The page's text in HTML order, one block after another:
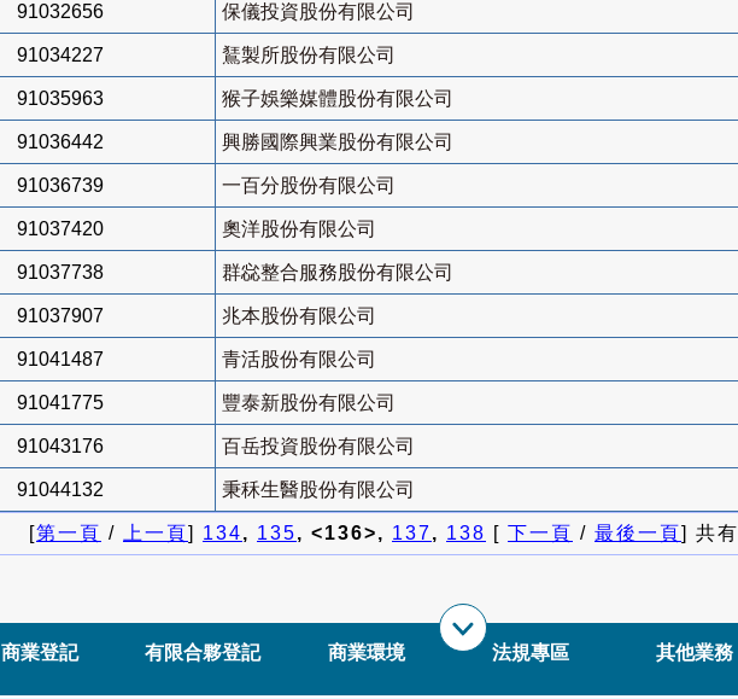
91032656 保儀投資股份有限公司
91034227 鵟製所股份有限公司
91035963 猴子娛樂媒體股份有限公司
91036442 興勝國際興業股份有限公司
91036739 一百分股份有限公司
91037420 奧洋股份有限公司
91037738 群惢整合服務股份有限公司
91037907 兆本股份有限公司
91041487 青活股份有限公司
91041775 豐泰新股份有限公司
91043176 百岳投資股份有限公司
91044132 秉秝生醫股份有限公司
[第一頁 / 上一頁] 134, 135, <136>, 137, 138 [ 下一頁 / 最後一頁] 共有
商業登記 有限合夥登記 商業環境 法規專區 其他業務